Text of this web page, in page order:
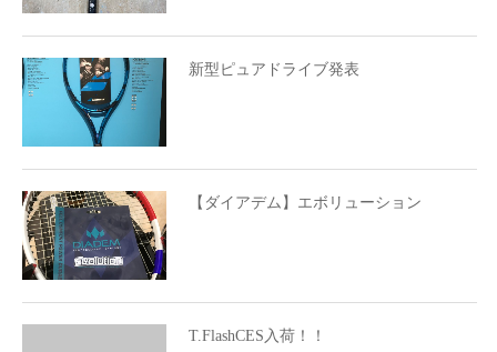
新型ピュアドライブ発表
【ダイアデム】エボリューション
T.FlashCES入荷！！